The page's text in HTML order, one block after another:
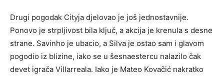
Drugi pogodak Cityja djelovao je još jednostavnije.
Ponovo je strpljivost bila ključ, a akcija je krenula s desne
strane. Savinho je ubacio, a Silva je ostao sam i glavom
pogodio iz blizine, iako se u šesnaestercu nalazilo čak
devet igrača Villarreala. Iako je Mateo Kovačić nakratko